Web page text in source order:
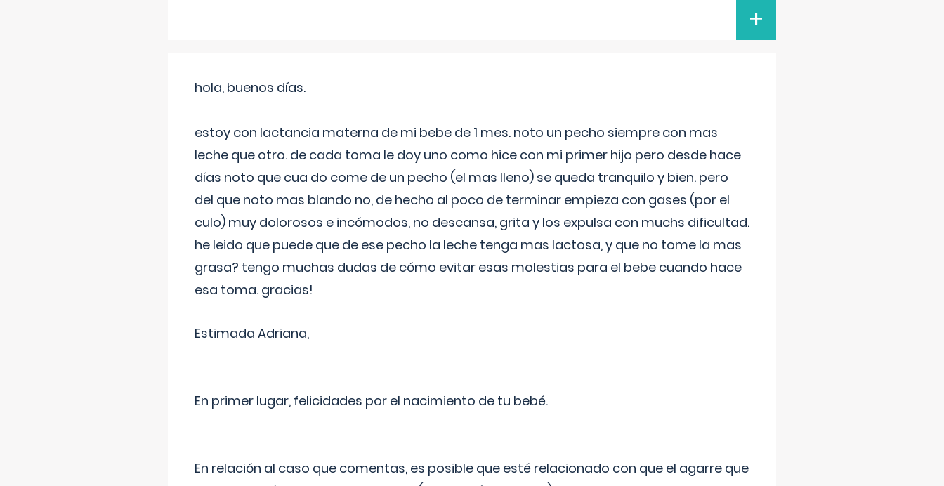
+
hola, buenos días.
estoy con lactancia materna de mi bebe de 1 mes. noto un pecho siempre con mas
leche que otro. de cada toma le doy uno como hice con mi primer hijo pero desde hace
días noto que cua do come de un pecho (el mas lleno) se queda tranquilo y bien. pero
del que noto mas blando no, de hecho al poco de terminar empieza con gases (por el
culo) muy dolorosos e incómodos, no descansa, grita y los expulsa con muchs dificultad.
he leido que puede que de ese pecho la leche tenga mas lactosa, y que no tome la mas
grasa? tengo muchas dudas de cómo evitar esas molestias para el bebe cuando hace
esa toma. gracias!
Estimada Adriana,
En primer lugar, felicidades por el nacimiento de tu bebé.
En relación al caso que comentas, es posible que esté relacionado con que el agarre que